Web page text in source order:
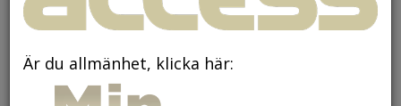
Är du allmänhet, klicka här: